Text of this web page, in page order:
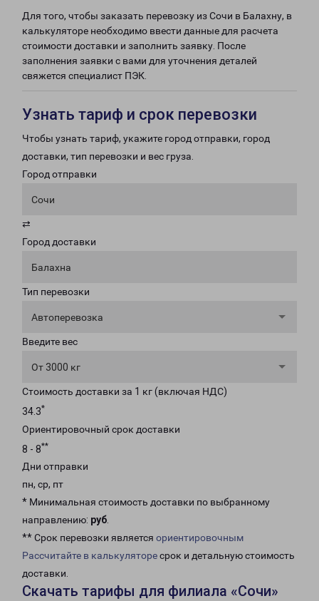
Для того, чтобы заказать перевозку из Сочи в Балахну, в
калькуляторе необходимо ввести данные для расчета
стоимости доставки и заполнить заявку. После
заполнения заявки с вами для уточнения деталей
свяжется специалист ПЭК.
Узнать тариф и срок перевозки
Чтобы узнать тариф, укажите город отправки, город
доставки, тип перевозки и вес груза.
Город отправки
Сочи
⇄
Город доставки
Балахна
Тип перевозки
Автоперевозка
Введите вес
От 3000 кг
Стоимость доставки за 1 кг (включая НДС)
34.3*
Ориентировочный срок доставки
8 - 8**
Дни отправки
пн, ср, пт
* Минимальная стоимость доставки по выбранному
направлению: руб.
** Срок перевозки является ориентировочным
Рассчитайте в калькуляторесрок и детальную стоимость
доставки.
Скачать тарифы для филиала «Сочи»